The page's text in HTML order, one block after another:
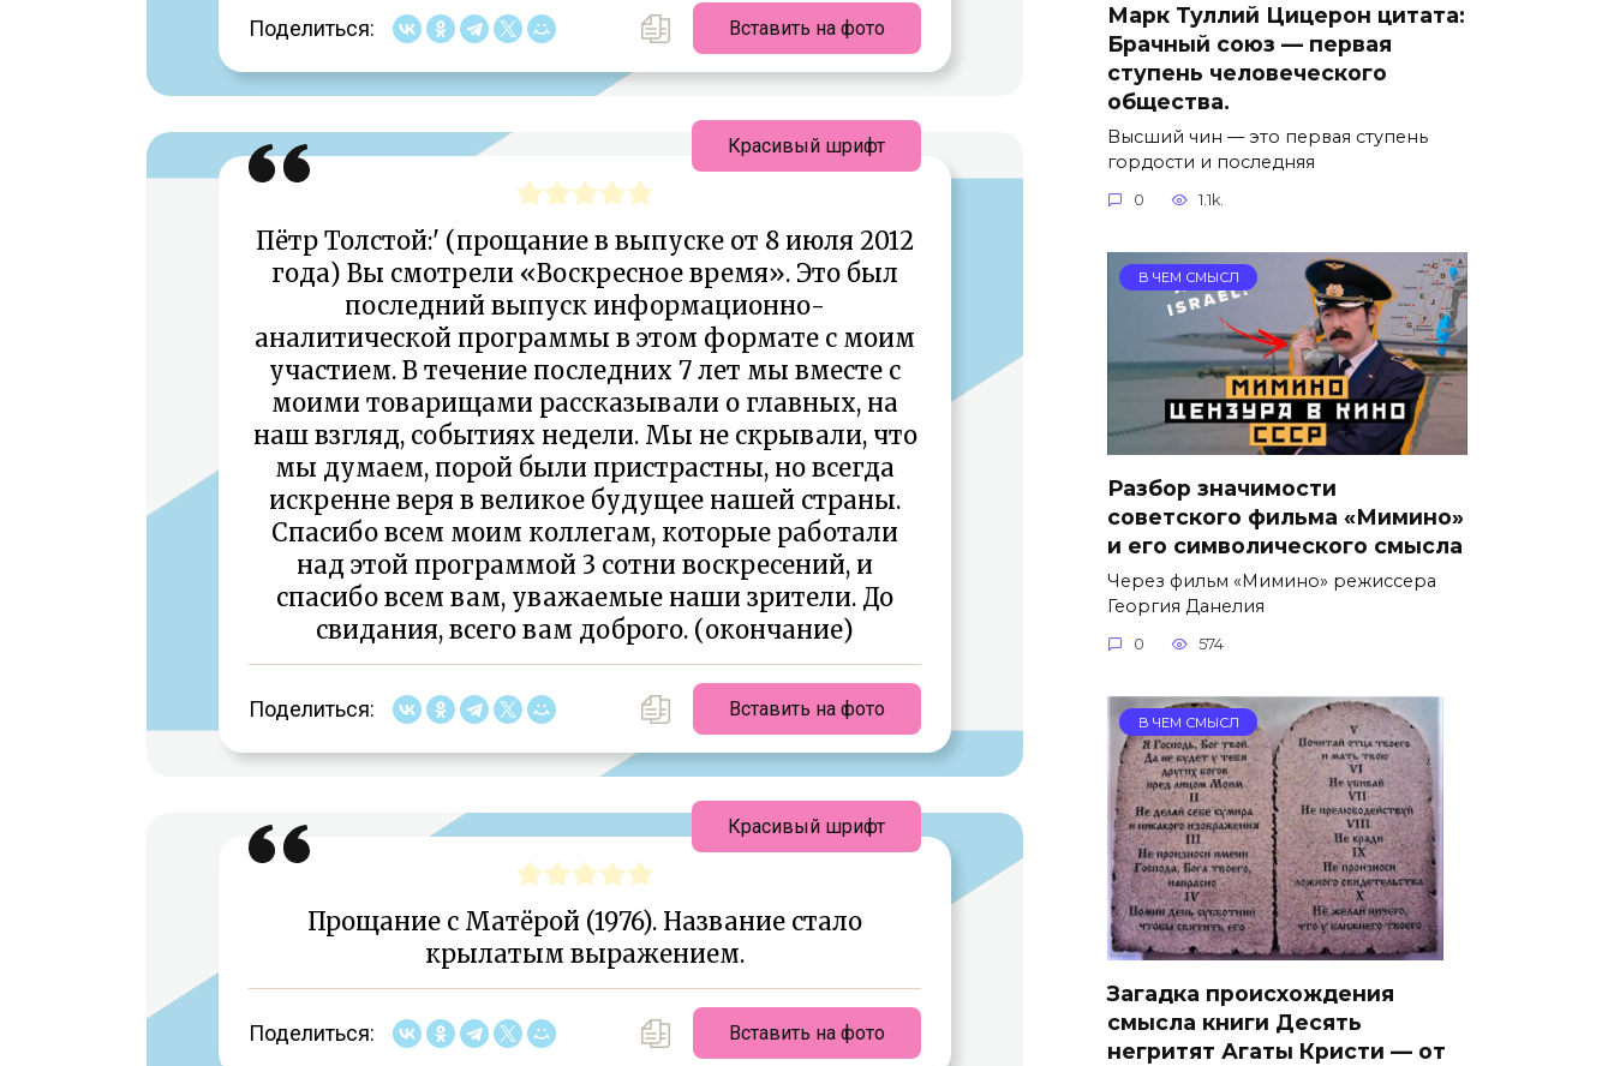
Поделиться: Вставить на фото
Пётр Толстой:' (прощание в выпуске от 8 июля 2012
года) Вы смотрели «Воскресное время». Это был
последний выпуск информационно-
аналитической программы в этом формате с моим
участием. В течение последних 7 лет мы вместе с
моими товарищами рассказывали о главных, на
наш взгляд, событиях недели. Мы не скрывали, что
мы думаем, порой были пристрастны, но всегда
искренне веря в великое будущее нашей страны.
Спасибо всем моим коллегам, которые работали
над этой программой 3 сотни воскресений, и
спасибо всем вам, уважаемые наши зрители. До
свидания, всего вам доброго. (окончание)
Поделиться: Вставить на фото
Красивый шрифт
Прощание с Матёрой (1976). Название стало
крылатым выражением.
Поделиться: Вставить на фото
Красивый шрифт
Марк Туллий Цицерон цитата:
Брачный союз — первая
ступень человеческого
общества.
Высший чин — это первая ступень
гордости и последняя
0 1.1k.
В ЧЕМ СМЫСЛ
Разбор значимости
советского фильма «Мимино»
и его символического смысла
Через фильм «Мимино» режиссера
Георгия Данелия
0 574
В ЧЕМ СМЫСЛ
Загадка происхождения
смысла книги Десять
негритят Агаты Кристи — от